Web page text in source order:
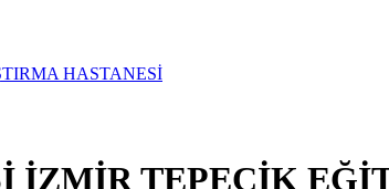
İZMİR TEPECİK